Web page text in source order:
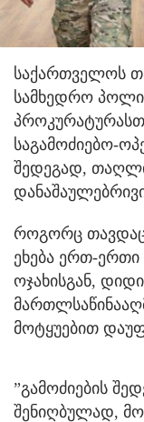
საქართველოს
სამხედრო
საგამოძიებო-
შედეგად,
როგორც
ეხება ერთ-ერთი
ოჯახისგან,
მოტყუებით
”გამოძიების
შენიღბულად,